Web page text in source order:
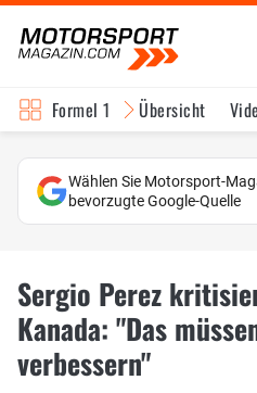
Formel 1 Übersicht
Wählen Sie Motorsport-
bevorzugte Google-Quelle
Sergio Perez
Kanada: "Das
verbessern"